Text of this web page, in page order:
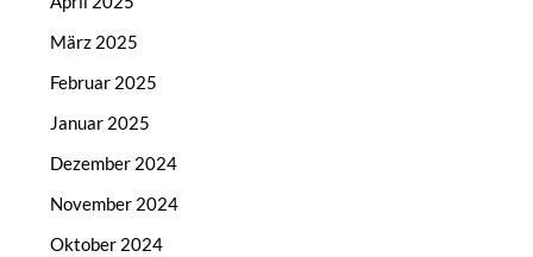
März 2025
Februar 2025
Januar 2025
Dezember 2024
November 2024
Oktober 2024